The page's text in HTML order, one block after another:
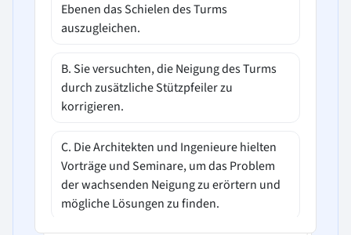
Ebenen das Schielen des Turms
auszugleichen.
B. Sie versuchten, die Neigung des Turms
durch zusätzliche Stützpfeiler zu
korrigieren.
C. Die Architekten und Ingenieure hielten
Vorträge und Seminare, um das Problem
der wachsenden Neigung zu erörtern und
mögliche Lösungen zu finden.